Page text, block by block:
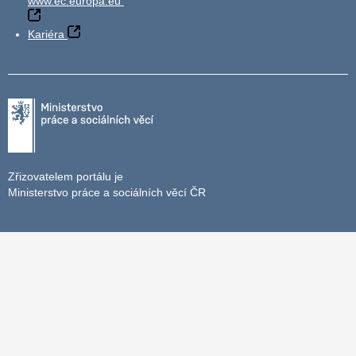
Kariéra
Zřizovatelem portálu je
Ministerstvo práce a sociálních věcí ČR